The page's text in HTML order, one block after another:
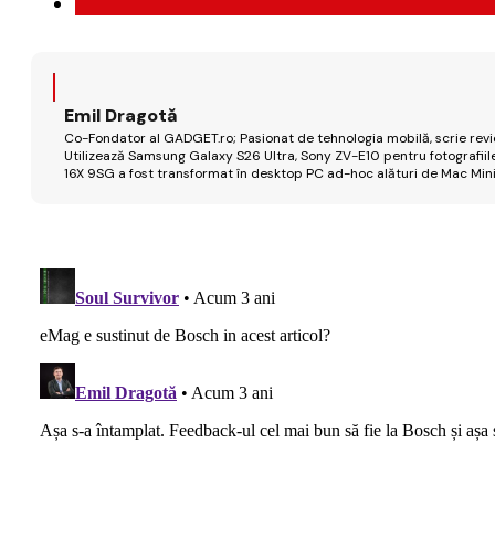
Emil Dragotă
Co-Fondator al GADGET.ro; Pasionat de tehnologia mobilă, scrie
Utilizează Samsung Galaxy S26 Ultra, Sony ZV-E10 pentru
16X 9SG a fost transformat în desktop PC ad-hoc alături de Mac